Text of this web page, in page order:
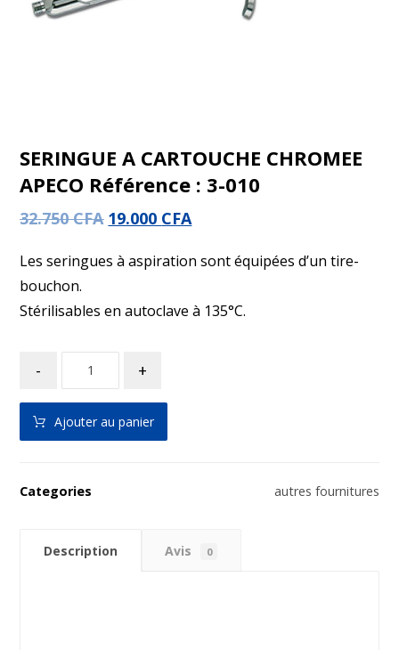
SERINGUE A CARTOUCHE CHROMEE
APECO Référence : 3-010
32.750CFA 19.000 CFA
Les seringues à aspiration sont équipées d’un tire-
bouchon.
Stérilisables en autoclave à 135°C.
- +
Ajouter au panier
Categories autres fournitures
Description Avis 0